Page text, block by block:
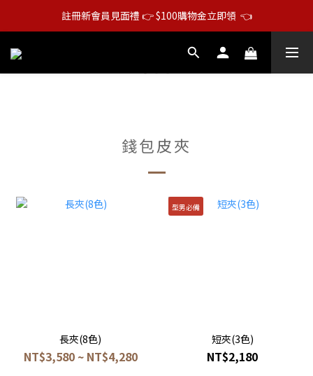
註冊新會員見面禮 👉 $100購物金立即領  👈
錢包皮夾
長夾(8色)
NT$3,580 ~ NT$4,280
型男必備
短夾(3色)
NT$2,180